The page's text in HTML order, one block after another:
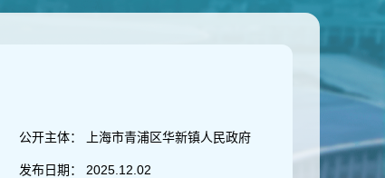
公开主体： 上海市青浦区华新镇人民政府
发布日期： 2025.12.02